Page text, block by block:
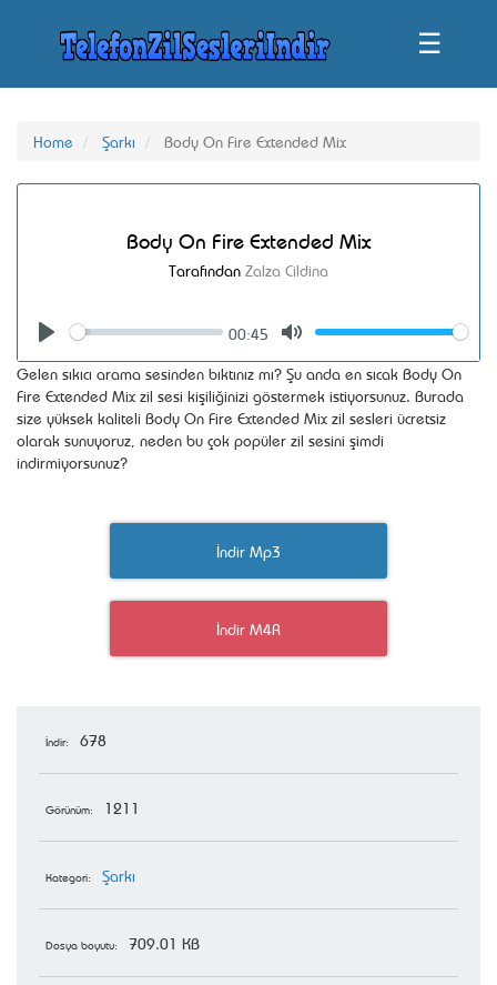
☰
Home Şarkı Body On Fire Extended Mix
Body On Fire Extended Mix
Tarafından Zalza Cildina
Seek
00:45
Volume
Gelen sıkıcı arama sesinden bıktınız mı? Şu anda en sıcak Body On
Fire Extended Mix zil sesi kişiliğinizi göstermek istiyorsunuz. Burada
size yüksek kaliteli Body On Fire Extended Mix zil sesleri ücretsiz
olarak sunuyoruz, neden bu çok popüler zil sesini şimdi
indirmiyorsunuz?
İndir Mp3
İndir M4R
İndir: 678
Görünüm: 1211
Kategori: Şarkı
Dosya boyutu: 709.01 KB